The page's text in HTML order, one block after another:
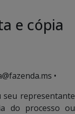
e cópia
•
seu representante
do processo ou